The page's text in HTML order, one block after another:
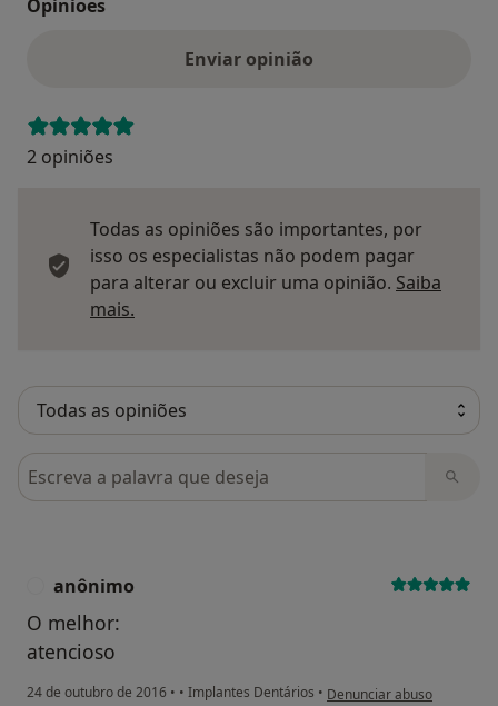
Opinioes
Enviar opinião
2 opiniões
Todas as opiniões são importantes, por
isso os especialistas não podem pagar
para alterar ou excluir uma opinião. Saiba
mais.
Pesquisar em opiniões
anônimo
O melhor:
atencioso
24 de outubro de 2016 • • Implantes Dentários • na opinião do utilizador
Denunciar abuso